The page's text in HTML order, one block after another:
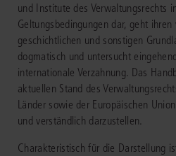
und Institute des Verwaltungsrechts
Geltungsbedingungen dar, geht ihren
geschichtlichen und sonstigen
dogmatisch und untersucht
internationale Verzahnung. Das
aktuellen Stand des
Länder sowie der Europäischen
und verständlich darzustellen.
Charakteristisch für die Darstellung